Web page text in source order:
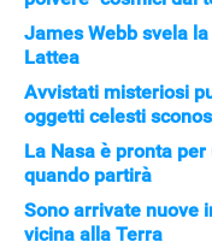
James Webb svela
Lattea
Avvistati misteriosi
oggetti celesti
La Nasa è pronta
quando partirà
Sono arrivate nuove
vicina alla Terra